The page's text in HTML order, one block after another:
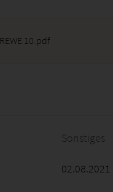
REWE 10.pdf
Sonstiges